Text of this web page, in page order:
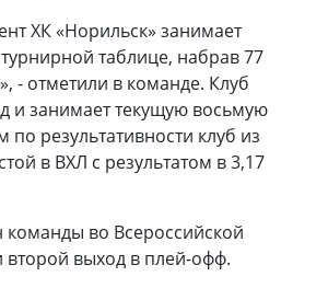
ХК «Норильск» занимает
таблице, набрав 77
- отметили в команде. Клуб
и занимает текущую восьмую
по результативности клуб из
в ВХЛ с результатом в 3,17
команды во Всероссийской
второй выход в плей-офф.